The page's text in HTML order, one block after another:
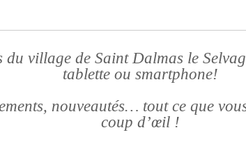
du village de Saint Dalmas le
tablette ou smartphone!
nouveautés… tout ce que
coup d’œil !